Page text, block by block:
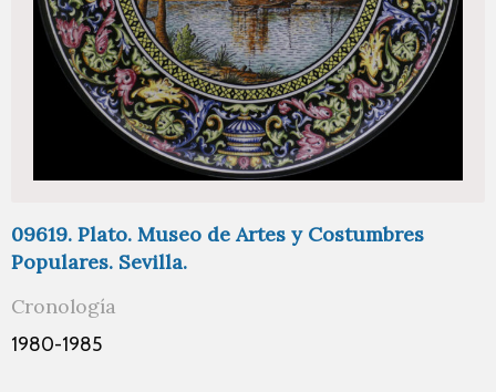
09619. Plato. Museo de Artes y Costumbres
Populares. Sevilla.
Cronología
1980-1985